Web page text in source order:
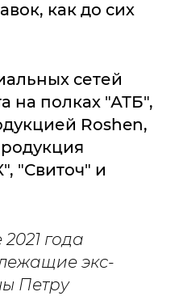
как до сих
сетей
на полках "АТБ",
Roshen,
"Свиточ" и
года
экс-
Петру